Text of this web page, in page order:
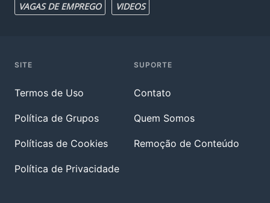
VAGAS DE EMPREGO
VIDEOS
SITE
Termos de Uso
Política de Grupos
Políticas de Cookies
Política de Privacidade
SUPORTE
Contato
Quem Somos
Remoção de Conteúdo